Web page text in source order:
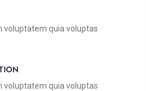
voluptatem quia voluptas
voluptatem quia voluptas